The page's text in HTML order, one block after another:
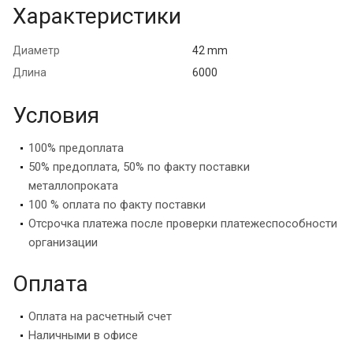
Характеристики
Диаметр
42 mm
Длина
6000
Условия
100% предоплата
50% предоплата, 50% по факту поставки
металлопроката
100 % оплата по факту поставки
Отсрочка платежа после проверки платежеспособности
организации
Оплата
Оплата на расчетный счет
Наличными в офисе